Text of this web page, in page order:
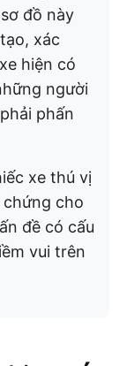
đồ này
xác
hiện có
người
phấn
xe thú vị
chứng cho
đề có cấu
vui trên